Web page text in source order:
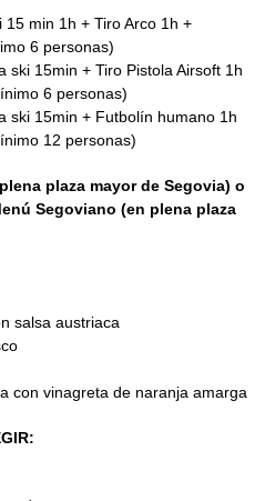
min 1h + Tiro Arco 1h +
6 personas)
ski 15min + Tiro Pistola Airsoft 1h
6 personas)
ski 15min + Futbolín humano 1h
12 personas)
plaza mayor de Segovia) o
Segoviano (en plena plaza
salsa austriaca
con vinagreta de naranja amarga